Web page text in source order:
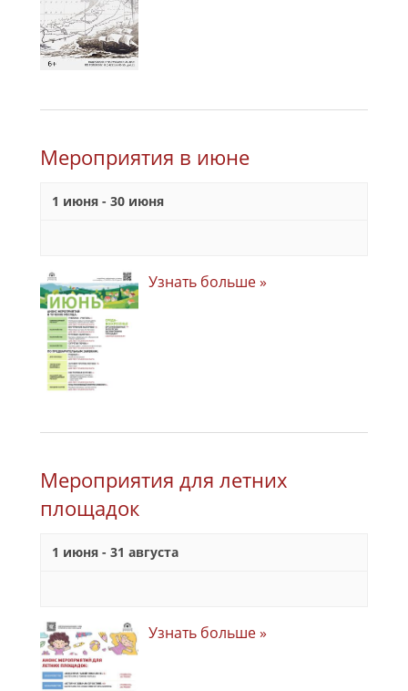
Мероприятия в июне
1 июня - 30 июня
Узнать больше »
Мероприятия для летних
площадок
1 июня - 31 августа
Узнать больше »